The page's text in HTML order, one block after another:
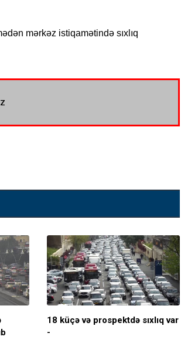
mərkəz istiqamətində sıxlıq
18 küçə və prospektdə sıxlıq var
-